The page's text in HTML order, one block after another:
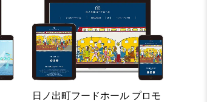
日ノ出町フードホール プロモ